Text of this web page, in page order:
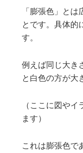
「膨張色」と
とです。具体的
す。
例えば同じ大き
と白色の方が大
（ここに図や
ます）
これは膨張色で